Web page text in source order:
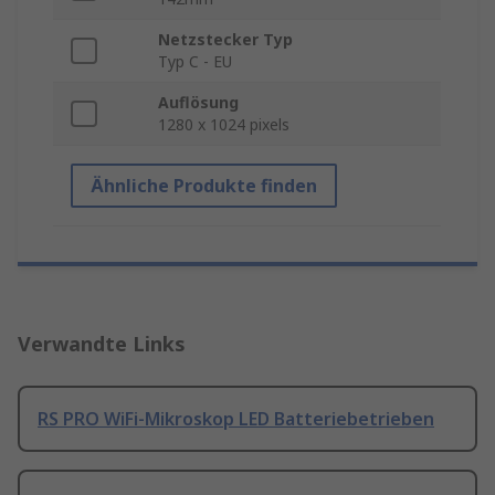
Netzstecker Typ
Typ C - EU
Auflösung
1280 x 1024 pixels
Ähnliche Produkte finden
Verwandte Links
RS PRO WiFi-Mikroskop LED Batteriebetrieben